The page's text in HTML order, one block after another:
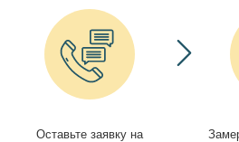
Оставьте заявку на